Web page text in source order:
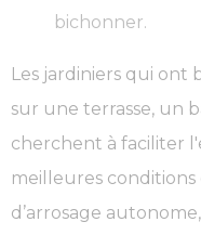
bichonner.
Les jardiniers qui
sur une terrasse, un
cherchent à faciliter
meilleures
d’arrosage